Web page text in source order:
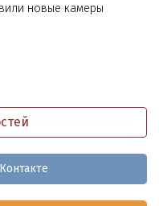
новые камеры